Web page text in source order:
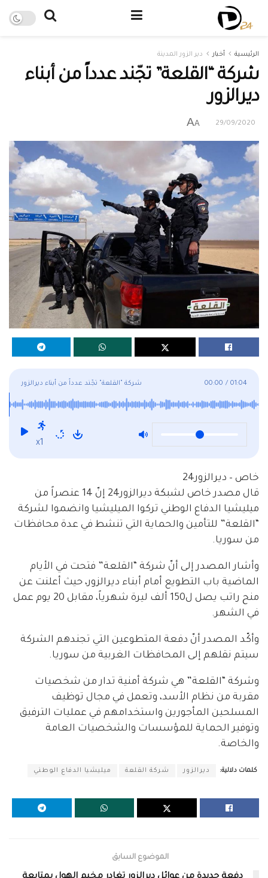
الرئيسية أخبار دير الزور المدينة
شركة “القلعة” تجّند عدداً من أبناء
ديرالزور
29/09/2020
A
A
شركة "القلعة" تجّند عدداً من أبناء ديرالزور 00:00 / 01:04
x1
خاص – ديرالزور24
قال مصدر خاص لشبكة ديرالزور24 إنّ 14 عنصراً من
ميليشيا الدفاع الوطني تركوا الميليشيا وانضموا لشركة
“القلعة” للتأمين والحماية التي تنشط في عدة محافظات
من سوريا.
وأشار المصدر إلى أنّ شركة “القلعة” فتحت في الأيام
الماضية باب التطويع أمام أبناء ديرالزور، حيث أعلنت عن
منح راتب يصل ل150 ألف ليرة شهرياً، مقابل 20 يوم عمل
في الشهر.
وأكّد المصدر أنّ دفعة المتطوعين التي تجندهم الشركة
سيتم نقلهم إلى المحافظات الغربية من سوريا.
وشركة “القلعة” هي شركة أمنية تدار من شخصيات
مقربة من نظام الأسد، وتعمل في مجال توظيف
المسلحين المأجورين واستخدامهم في عمليات الترفيق
وتوفير الحماية للمؤسسات والشخصيات العامة
والخاصة.
كلمات دلالية: ديرالزور شركة القلعة ميليشيا الدفاع الوطني
الموضوع السابق